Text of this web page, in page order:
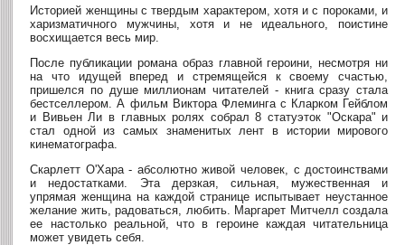
Историей женщины с твердым характером, хотя и с пороками, и
харизматичного мужчины, хотя и не идеального, поистине
восхищается весь мир.
После публикации романа образ главной героини, несмотря ни
на что идущей вперед и стремящейся к своему счастью,
пришелся по душе миллионам читателей - книга сразу стала
бестселлером. А фильм Виктора Флеминга с Кларком Гейблом
и Вивьен Ли в главных ролях собрал 8 статуэток "Оскара" и
стал одной из самых знаменитых лент в истории мирового
кинематографа.
Скарлетт О'Хара - абсолютно живой человек, с достоинствами
и недостатками. Эта дерзкая, сильная, мужественная и
упрямая женщина на каждой странице испытывает неустанное
желание жить, радоваться, любить. Маргарет Митчелл создала
ее настолько реальной, что в героине каждая читательница
может увидеть себя.